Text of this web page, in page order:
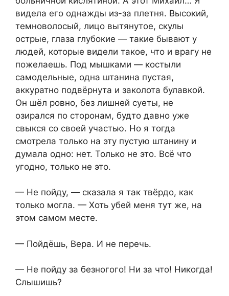
видела его однажды из-за плетня. Высокий,
темноволосый, лицо вытянутое, скулы
острые, глаза глубокие — такие бывают у
людей, которые видели такое, что и врагу не
пожелаешь. Под мышками — костыли
самодельные, одна штанина пустая,
аккуратно подвёрнута и заколота булавкой.
Он шёл ровно, без лишней суеты, не
озирался по сторонам, будто давно уже
свыкся со своей участью. Но я тогда
смотрела только на эту пустую штанину и
думала одно: нет. Только не это. Всё что
угодно, только не это.
— Не пойду, — сказала я так твёрдо, как
только могла. — Хоть убей меня тут же, на
этом самом месте.
— Пойдёшь, Вера. И не перечь.
— Не пойду за безногого! Ни за что! Никогда!
Слышишь?